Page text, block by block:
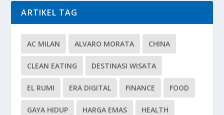
ARTIKEL TAG
AC MILAN ALVARO MORATA CHINA
CLEAN EATING DESTINASI WISATA
EL RUMI ERA DIGITAL FINANCE FOOD
GAYA HIDUP HARGA EMAS HEALTH